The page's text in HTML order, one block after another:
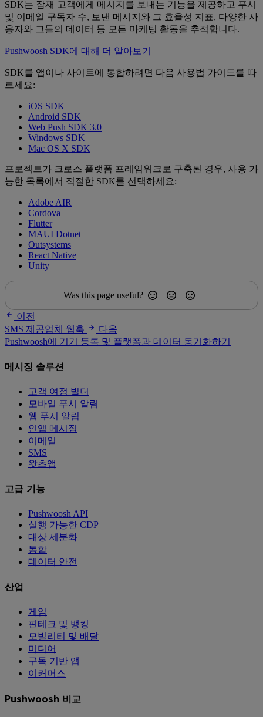
SDK는 잠재 고객에게 메시지를 보내는 기능을 제공하고 푸시
및 이메일 구독자 수, 보낸 메시지와 그 효율성 지표, 다양한 사
용자와 그들의 데이터 등 모든 마케팅 활동을 추적합니다.
Pushwoosh SDK에 대해 더 알아보기
SDK를 앱이나 사이트에 통합하려면 다음 사용법 가이드를 따
르세요:
iOS SDK
Android SDK
Web Push SDK 3.0
Windows SDK
Mac OS X SDK
프로젝트가 크로스 플랫폼 프레임워크로 구축된 경우, 사용 가
능한 목록에서 적절한 SDK를 선택하세요:
Adobe AIR
Cordova
Flutter
MAUI Dotnet
Outsystems
React Native
Unity
Was this page useful?
이전
SMS 제공업체 웹훅
다음
Pushwoosh에 기기 등록 및 플랫폼과 데이터 동기화하기
메시징 솔루션
고객 여정 빌더
모바일 푸시 알림
웹 푸시 알림
인앱 메시징
이메일
SMS
왓츠앱
고급 기능
Pushwoosh API
실행 가능한 CDP
대상 세분화
통합
데이터 안전
산업
게임
핀테크 및 뱅킹
모빌리티 및 배달
미디어
구독 기반 앱
이커머스
Pushwoosh 비교